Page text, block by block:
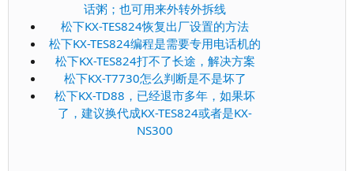
话粥；也可用来外转外拆线
松下KX-TES824恢复出厂设置的方法
松下KX-TES824编程是需要专用电话机的
松下KX-TES824打不了长途，解决方案
松下KX-T7730怎么判断是不是坏了
松下KX-TD88，已经退市多年，如果坏
了，建议换代成KX-TES824或者是KX-
NS300